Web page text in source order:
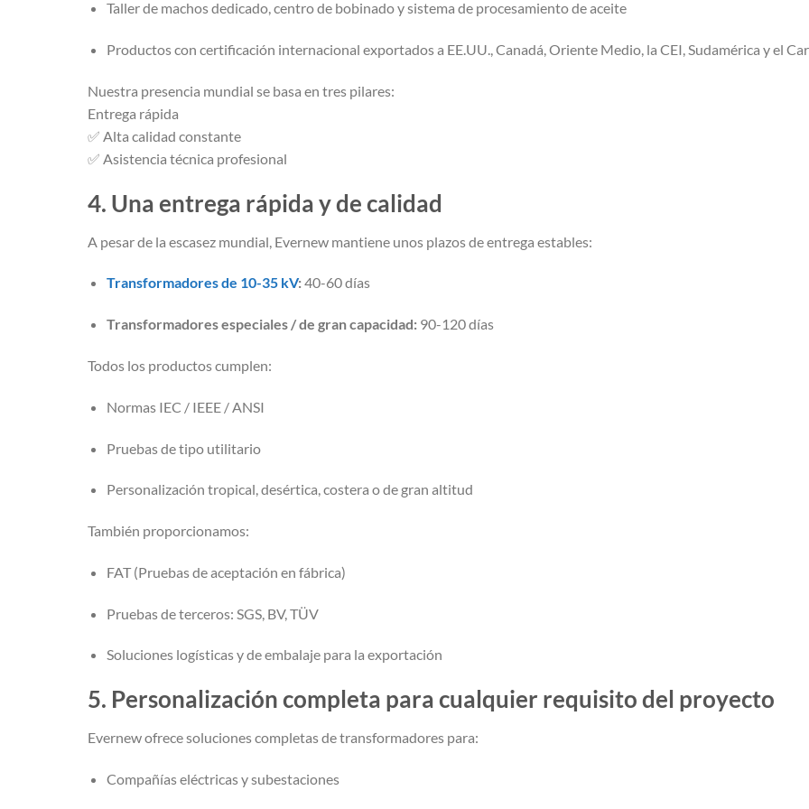
Taller de machos dedicado, centro de bobinado y sistema de procesamiento de aceite
Productos con certificación internacional exportados a EE.UU., Canadá, Oriente Medio, la CEI, Sudamérica y el
Nuestra presencia mundial se basa en tres pilares:
Entrega rápida
✅ Alta calidad constante
✅ Asistencia técnica profesional
4. Una entrega rápida y de calidad
A pesar de la escasez mundial, Evernew mantiene unos plazos de entrega estables:
Transformadores de 10-35 kV:40-60 días
Transformadores especiales / de gran capacidad:90-120 días
Todos los productos cumplen:
Normas IEC / IEEE / ANSI
Pruebas de tipo utilitario
Personalización tropical, desértica, costera o de gran altitud
También proporcionamos:
FAT (Pruebas de aceptación en fábrica)
Pruebas de terceros: SGS, BV, TÜV
Soluciones logísticas y de embalaje para la exportación
5. Personalización completa para cualquier requisito del proyecto
Evernew ofrece soluciones completas de transformadores para:
Compañías eléctricas y subestaciones